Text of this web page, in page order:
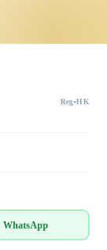
Reg·HK
WhatsApp